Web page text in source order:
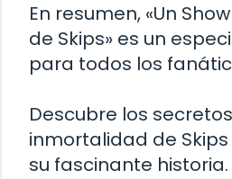
En resumen, «Un
de Skips» es un
para todos los
Descubre los
inmortalidad de
su fascinante historia.